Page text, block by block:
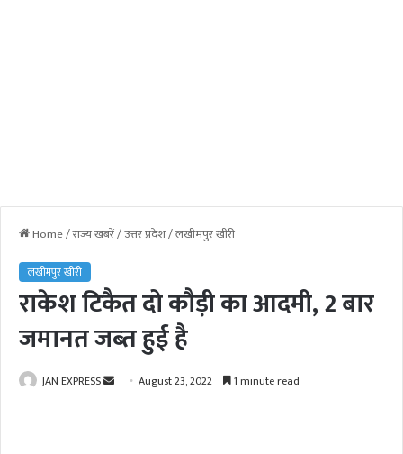
Home/राज्य खबरें/उत्तर प्रदेश/लखीमपुर खीरी
लखीमपुर खीरी
राकेश टिकैत दो कौड़ी का आदमी, 2 बार
जमानत जब्‍त हुई है
JAN EXPRESS August 23, 2022 1 minute read